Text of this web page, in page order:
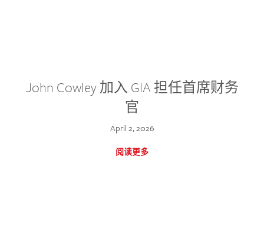
John Cowley 加入 GIA 担任首席财务
官
April 2, 2026
阅读更多